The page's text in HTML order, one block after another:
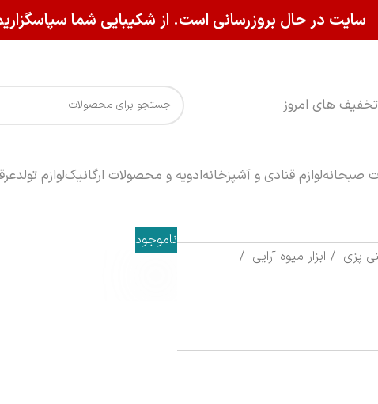
تخفیف های امروز
صبحانهلوازم قنادی و آشپزخانهادویه و محصولات ارگانیکلوازم تولد
ناموجود
پزی
ابزار میوه آرایی
سایت در حال بروزرسانی است. از شکیبایی شما